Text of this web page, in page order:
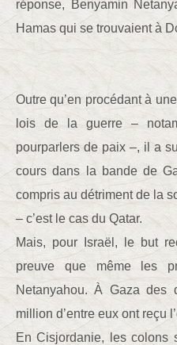
réponse, Benyamin
Hamas qui se trouvaient à
Outre qu’en procédant à
lois de la guerre –
pourparlers de paix –, il a
cours dans la bande de
compris au détriment de la
– c’est le cas du Qatar.
Mais, pour Israël, le but
preuve que même les
Netanyahou. À Gaza des
million d’entre eux ont reçu
En Cisjordanie, les colons